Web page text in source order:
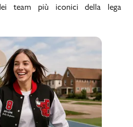
team più iconici della lega